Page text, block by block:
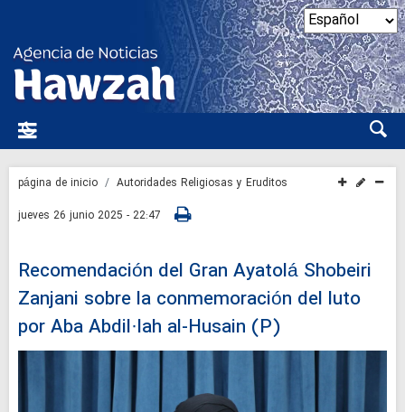
página de inicio
Autoridades Religiosas y Eruditos
jueves 26 junio 2025 - 22:47
Recomendación del Gran Ayatolá Shobeiri
Zanjani sobre la conmemoración del luto
por Aba Abdil·lah al-Husain (P)